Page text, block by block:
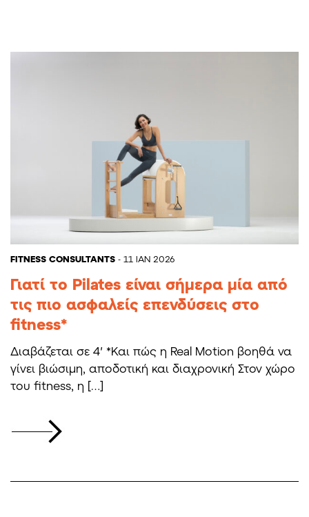
FITNESS CONSULTANTS - 11 ΙΑΝ 2026
Γιατί το Pilates είναι σήμερα μία από
τις πιο ασφαλείς επενδύσεις στο
fitness*
Διαβάζεται σε 4′ *Και πώς η Real Motion βοηθά να
γίνει βιώσιμη, αποδοτική και διαχρονική Στον χώρο
του fitness, η […]